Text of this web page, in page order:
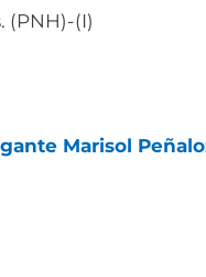
(PNH)-(I)
Marisol